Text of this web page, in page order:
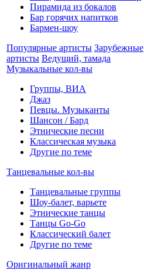
Пирамида из бокалов
Бар горячих напитков
Бармен-шоу
Популярные артисты Зарубежные
артисты Ведущий, тамада
Музыкальные кол-вы
Группы, ВИА
Джаз
Певцы. Музыканты
Шансон / Бард
Этнические песни
Классическая музыка
Другие по теме
Танцевальные кол-вы
Танцевальные группы
Шоу-балет, варьете
Этнические танцы
Танцы Go-Go
Классический балет
Другие по теме
Оригинальный жанр